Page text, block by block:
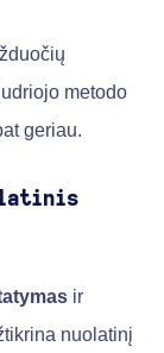
metodo
geriau.
ir
nuolatinį